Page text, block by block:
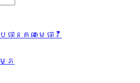
ានគណៈមេធាវី
ភ